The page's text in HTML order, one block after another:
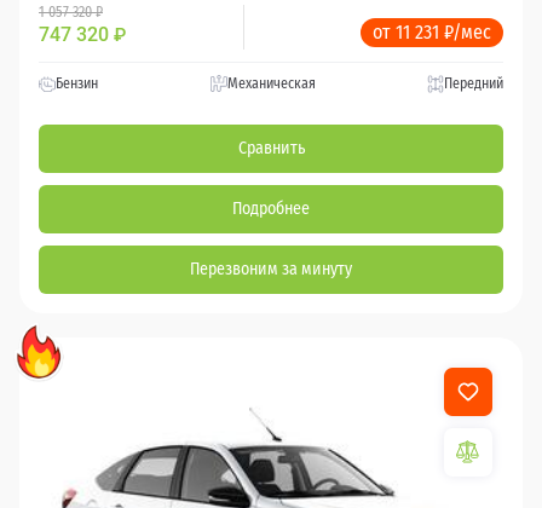
1 057 320 ₽
747 320 ₽ от 11 231 ₽/мес
Бензин Механическая Передний
Сравнить
Подробнее
Перезвоним за минуту